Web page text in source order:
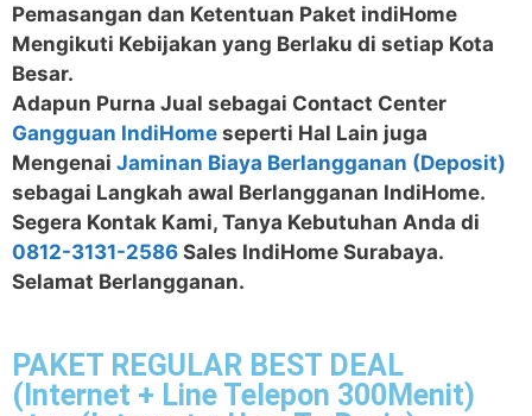
Pemasangan dan Ketentuan Paket indiHome
Mengikuti Kebijakan yang Berlaku di setiap Kota
Besar.
Adapun Purna Jual sebagai Contact Center
Gangguan IndiHome seperti Hal Lain juga
Mengenai Jaminan Biaya Berlangganan (Deposit)
sebagai Langkah awal Berlangganan IndiHome.
Segera Kontak Kami, Tanya Kebutuhan Anda di
0812-3131-2586 Sales IndiHome Surabaya.
Selamat Berlangganan.
PAKET REGULAR BEST DEAL
(Internet + Line Telepon 300Menit)